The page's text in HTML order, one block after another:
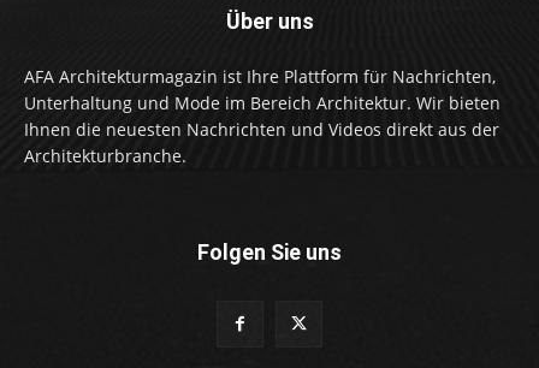
Über uns
AFA Architekturmagazin ist Ihre Plattform für Nachrichten,
Unterhaltung und Mode im Bereich Architektur. Wir bieten
Ihnen die neuesten Nachrichten und Videos direkt aus der
Architekturbranche.
Folgen Sie uns